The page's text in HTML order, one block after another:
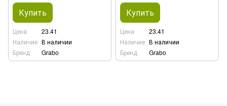
Купить
Цена
23.41
Наличие В наличии
Бренд
Grabo
Купить
Цена
23.41
Наличие В наличии
Бренд
Grabo